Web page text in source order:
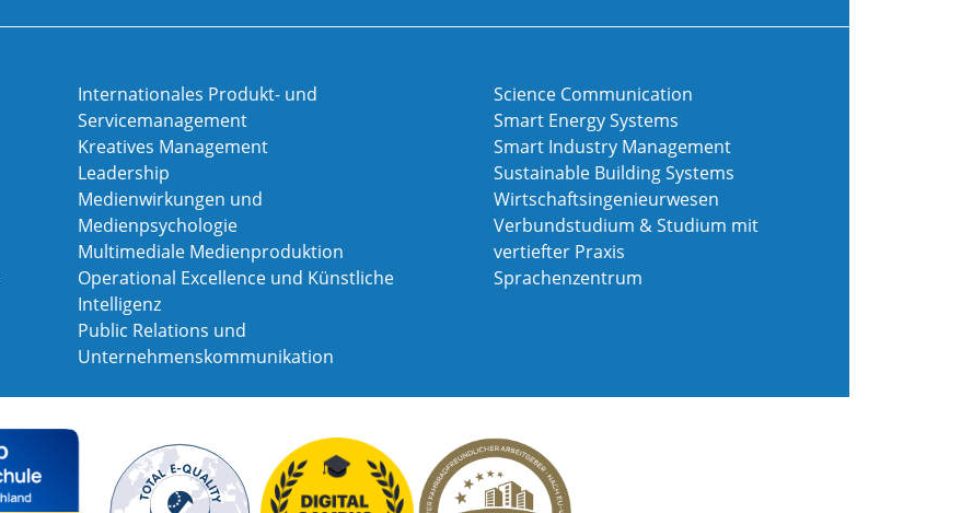
Internationales Produkt- und
Servicemanagement
Kreatives Management
Leadership
Medienwirkungen und
Medienpsychologie
Multimediale Medienproduktion
Operational Excellence und Künstliche
Intelligenz
Public Relations und
Unternehmenskommunikation
Science Communication
Smart Energy Systems
Smart Industry Management
Sustainable Building Systems
Wirtschaftsingenieurwesen
Verbundstudium & Studium mit
vertiefter Praxis
Sprachenzentrum